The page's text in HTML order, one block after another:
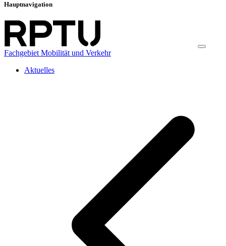
Hauptnavigation
Fachgebiet Mobilität und Verkehr
Aktuelles